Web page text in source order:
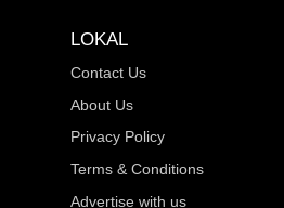
LOKAL
Contact Us
About Us
Privacy Policy
Terms & Conditions
Advertise with us